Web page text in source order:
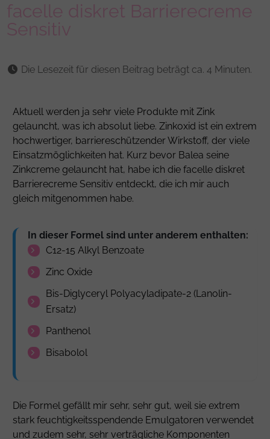
facelle diskret Barrierecreme
Sensitiv
Die Lesezeit für diesen Beitrag beträgt ca. 4 Minuten.
Aktuell werden ja sehr viele Produkte mit Zink
gelauncht, was ich absolut liebe. Zinkoxid ist ein extrem
hochwertiger, barriereschützender Wirkstoff, der viele
Einsatzmöglichkeiten hat. Kurz bevor Balea seine
Zinkcreme gelauncht hat, habe ich die facelle diskret
Barrierecreme Sensitiv entdeckt, die ich mir auch
gleich mitgenommen habe.
In dieser Formel sind unter anderem enthalten:
C12-15 Alkyl Benzoate
Zinc Oxide
Bis-Diglyceryl Polyacyladipate-2 (Lanolin-
Ersatz)
Panthenol
Bisabolol
Die Formel gefällt mir sehr, sehr gut, weil sie extrem
stark feuchtigkeitsspendende Emulgatoren verwendet
und zudem sehr, sehr verträgliche Komponenten